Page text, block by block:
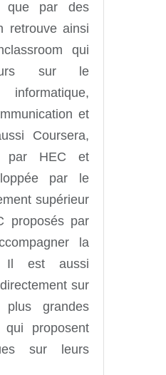
que par des
retrouve ainsi
qui
sur le
et
Coursera,
par HEC et
par le
supérieur
proposés par
la
Il est aussi
sur
grandes
qui proposent
sur leurs